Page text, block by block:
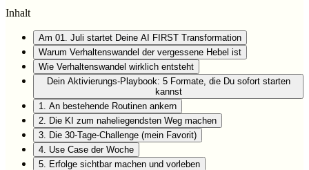
Inhalt
Am 01. Juli startet Deine AI FIRST Transformation
Warum Verhaltenswandel der vergessene Hebel ist
Wie Verhaltenswandel wirklich entsteht
Dein Aktivierungs-Playbook: 5 Formate, die Du sofort starten
kannst
1. An bestehende Routinen ankern
2. Die KI zum naheliegendsten Weg machen
3. Die 30-Tage-Challenge (mein Favorit)
4. Use Case der Woche
5. Erfolge sichtbar machen und vorleben